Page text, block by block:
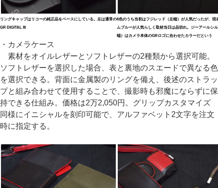
リングキャップはリコーの純正品をベースにしている。左は通常の
GR DIGITAL III
6色のうち当初はフジレッド（左端）が人気だったが、現
ムブルーが人気らしく取材当日は品切れ。ジーアールシ
端）はカメラ本体のGRロゴに合わせたカラーだという
・カメラケース
素材をオイルレザーとソフトレザーの2種類から選択可能。
ソフトレザーを選択した場合、表と裏地のスエードで異なる色
を選択できる。背面に金属製のリングを備え、後述のストラッ
プと組み合わせて使用することで、撮影時も邪魔にならずに保
持できる仕組み。価格は2万2,050円。グリップカスタマイズ
同様にイニシャルを刻印可能で、アルファベット2文字を注文
時に指定する。